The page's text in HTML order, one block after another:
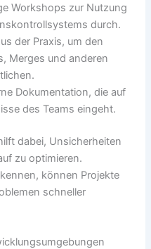
Workshops zur Nutzung
durch.
der Praxis, um den
Merges und anderen
Dokumentation, die auf
des Teams eingeht.
dabei, Unsicherheiten
zu optimieren.
können Projekte
schneller